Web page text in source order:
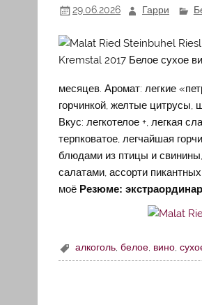
29.06.2026 Гарри
месяцев. Аромат: легкие
горчинкой, желтые цитрусы,
Вкус: легкотелое +, легкая
терпковатое, легчайшая
блюдами из птицы и
салатами, ассорти
моё Резюме:
алкоголь ,белое вино ,